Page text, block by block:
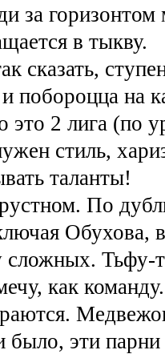
за
в тыкву.
сказать,
побороцца на
это 2 лига (по
стиль,
таланты!
По
Обухова,
сложных. Тьфу-
как
эти